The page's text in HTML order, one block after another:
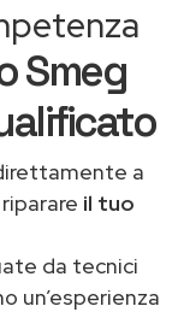
Smeg
a
il tuo
da tecnici
un’esperienza